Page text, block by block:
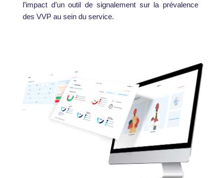
l’impact d’un outil de signalement sur la prévalence
des VVP au sein du service.